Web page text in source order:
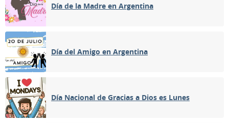
Día de la Madre en Argentina
Día del Amigo en Argentina
Día Nacional de Gracias a Dios es Lunes